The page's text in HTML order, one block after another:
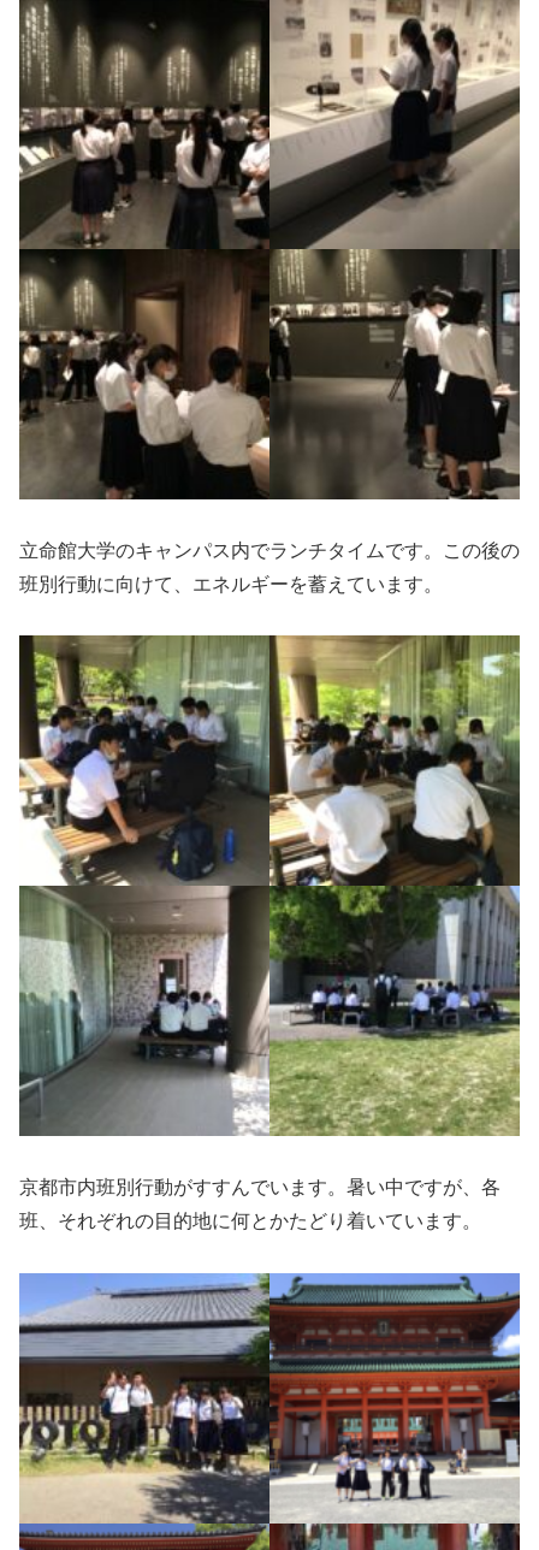
立命館大学のキャンパス内でランチタイムです。この後の
班別行動に向けて、エネルギーを蓄えています。
京都市内班別行動がすすんでいます。暑い中ですが、各
班、それぞれの目的地に何とかたどり着いています。